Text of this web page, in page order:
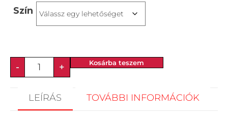
Szín
- + Kosárba teszem
LEÍRÁS TOVÁBBI INFORMÁCIÓK